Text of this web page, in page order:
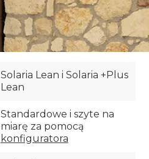
Solaria Lean i Solaria +Plus
Lean
Standardowe i szyte na
miarę za pomocą
konfiguratora